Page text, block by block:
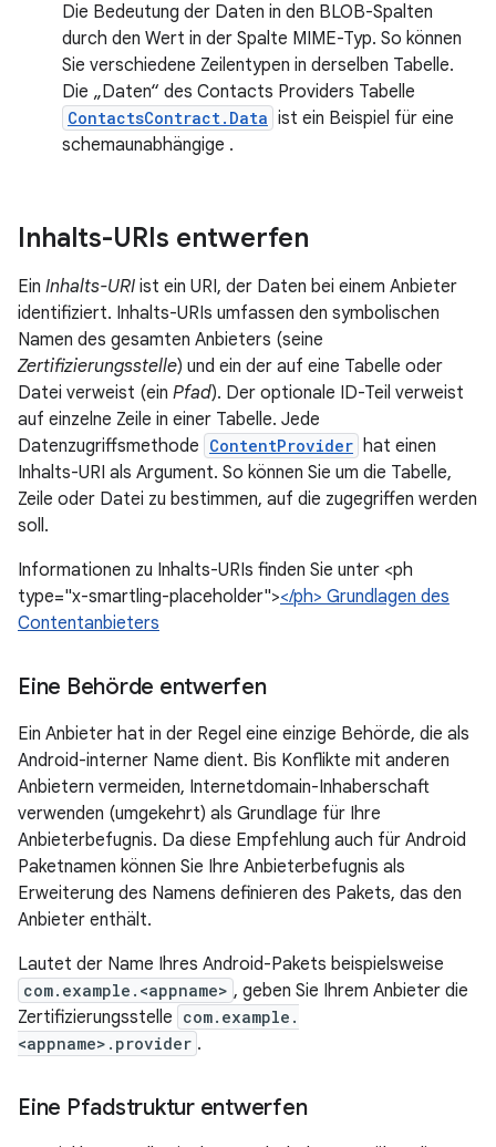
Die Bedeutung der Daten in den BLOB-Spalten
durch den Wert in der Spalte MIME-Typ. So können
Sie verschiedene Zeilentypen in derselben Tabelle.
Die „Daten“ des Contacts Providers Tabelle
ContactsContract.Data ist ein Beispiel für eine
schemaunabhängige .
Inhalts-URIs entwerfen
Ein Inhalts-URI ist ein URI, der Daten bei einem Anbieter
identifiziert. Inhalts-URIs umfassen den symbolischen
Namen des gesamten Anbieters (seine
Zertifizierungsstelle) und ein der auf eine Tabelle oder
Datei verweist (ein Pfad). Der optionale ID-Teil verweist
auf einzelne Zeile in einer Tabelle. Jede
Datenzugriffsmethode ContentProvider hat einen
Inhalts-URI als Argument. So können Sie um die Tabelle,
Zeile oder Datei zu bestimmen, auf die zugegriffen werden
soll.
Informationen zu Inhalts-URIs finden Sie unter <ph
type="x-smartling-placeholder"></ph> Grundlagen des
Contentanbieters
Eine Behörde entwerfen
Ein Anbieter hat in der Regel eine einzige Behörde, die als
Android-interner Name dient. Bis Konflikte mit anderen
Anbietern vermeiden, Internetdomain-Inhaberschaft
verwenden (umgekehrt) als Grundlage für Ihre
Anbieterbefugnis. Da diese Empfehlung auch für Android
Paketnamen können Sie Ihre Anbieterbefugnis als
Erweiterung des Namens definieren des Pakets, das den
Anbieter enthält.
Lautet der Name Ihres Android-Pakets beispielsweise
com.example.<appname> , geben Sie Ihrem Anbieter die
Zertifizierungsstelle com.example.
<appname>.provider .
Eine Pfadstruktur entwerfen